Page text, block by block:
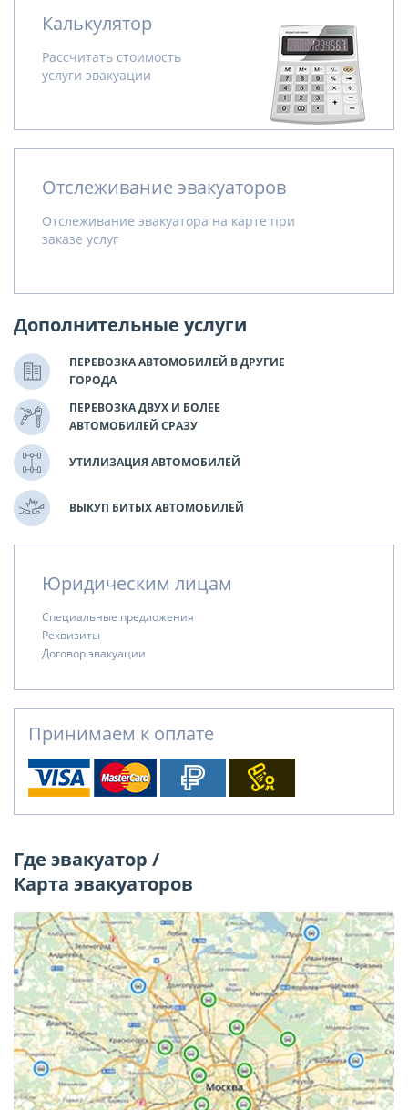
Калькулятор
Рассчитать стоимость
услуги эвакуации
Отслеживание эвакуаторов
Отслеживание эвакуатора на карте при
заказе услуг
Дополнительные услуги
ПЕРЕВОЗКА АВТОМОБИЛЕЙ В ДРУГИЕ
ГОРОДА
ПЕРЕВОЗКА ДВУХ И БОЛЕЕ
АВТОМОБИЛЕЙ СРАЗУ
УТИЛИЗАЦИЯ АВТОМОБИЛЕЙ
ВЫКУП БИТЫХ АВТОМОБИЛЕЙ
Юридическим лицам
Специальные предложения
Реквизиты
Договор эвакуации
Принимаем к оплате
Где эвакуатор /
Карта эвакуаторов